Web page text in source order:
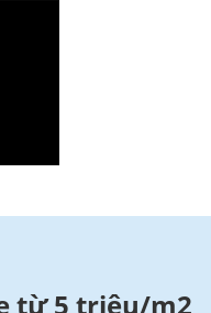
từ 5 triệu/m2